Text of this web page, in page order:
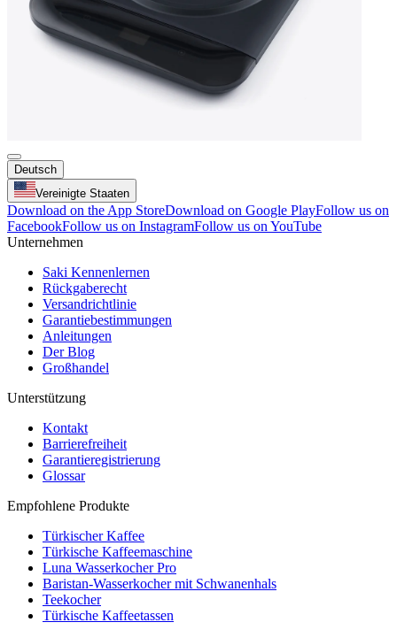
Deutsch
Vereinigte Staaten
Download on the App StoreDownload on Google PlayFollow us on
FacebookFollow us on InstagramFollow us on YouTube
Unternehmen
Saki Kennenlernen
Rückgaberecht
Versandrichtlinie
Garantiebestimmungen
Anleitungen
Der Blog
Großhandel
Unterstützung
Kontakt
Barrierefreiheit
Garantieregistrierung
Glossar
Empfohlene Produkte
Türkischer Kaffee
Türkische Kaffeemaschine
Luna Wasserkocher Pro
Baristan-Wasserkocher mit Schwanenhals
Teekocher
Türkische Kaffeetassen